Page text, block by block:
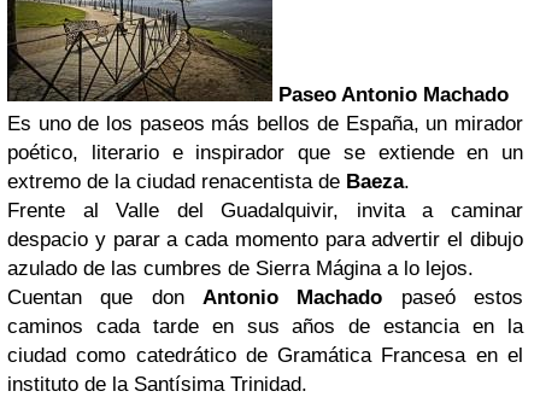
Paseo Antonio Machado
Es uno de los paseos más bellos de España, un mirador
poético, literario e inspirador que se extiende en un
extremo de la ciudad renacentista de Baeza.
Frente al Valle del Guadalquivir, invita a caminar
despacio y parar a cada momento para advertir el dibujo
azulado de las cumbres de Sierra Mágina a lo lejos.
Cuentan que don Antonio Machado paseó estos
caminos cada tarde en sus años de estancia en la
ciudad como catedrático de Gramática Francesa en el
instituto de la Santísima Trinidad.